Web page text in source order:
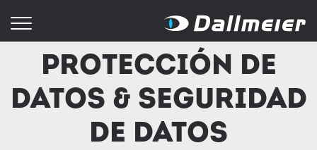
Protección de
datos & Seguridad
de datos